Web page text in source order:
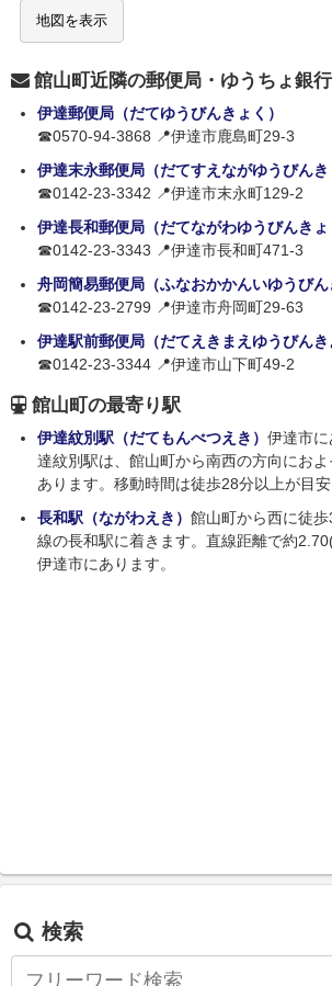
地図を表示
館山町近隣の郵便局・ゆうちょ銀行
伊達郵便局（だてゆうびんきょく）
☎0570-94-3868 📍伊達市鹿島町29-3
伊達末永郵便局（だてすえながゆうびんき
☎0142-23-3342 📍伊達市末永町129-2
伊達長和郵便局（だてながわゆうびんきょ
☎0142-23-3343 📍伊達市長和町471-3
舟岡簡易郵便局（ふなおかかんいゆうびん
☎0142-23-2799 📍伊達市舟岡町29-63
伊達駅前郵便局（だてえきまえゆうびんき
☎0142-23-3344 📍伊達市山下町49-2
館山町の最寄り駅
伊達紋別駅（だてもんべつえき） 伊達市
達紋別駅は、館山町から南西の方向にお
あります。移動時間は徒歩28分以上が目安
長和駅（ながわえき） 館山町から西に徒
線の長和駅に着きます。直線距離で約
伊達市にあります。
検索